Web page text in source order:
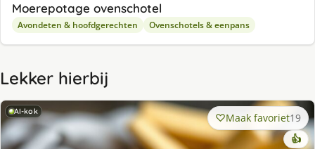
Moerepotage ovenschotel
Avondeten & hoofdgerechten Ovenschotels & eenpans
Lekker hierbij
AI-kok Maak favoriet19
👍